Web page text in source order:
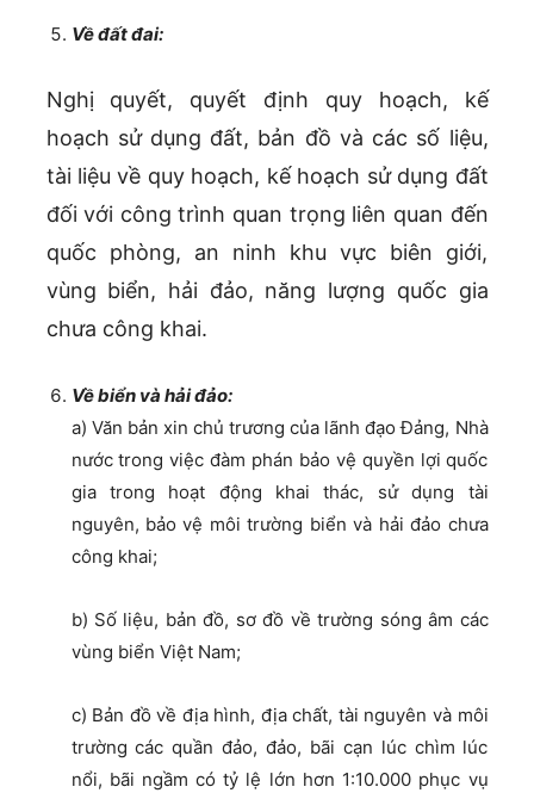
Về đất đai:
Nghị quyết, quyết định quy hoạch, kế
hoạch sử dụng đất, bản đồ và các số liệu,
tài liệu về quy hoạch, kế hoạch sử dụng đất
đối với công trình quan trọng liên quan đến
quốc phòng, an ninh khu vực biên giới,
vùng biển, hải đảo, năng lượng quốc gia
chưa công khai.
Về biển và hải đảo:
a) Văn bản xin chủ trương của lãnh đạo Đảng, Nhà
nước trong việc đàm phán bảo vệ quyền lợi quốc
gia trong hoạt động khai thác, sử dụng tài
nguyên, bảo vệ môi trường biển và hải đảo chưa
công khai;
b) Số liệu, bản đồ, sơ đồ về trường sóng âm các
vùng biển Việt Nam;
c) Bản đồ về địa hình, địa chất, tài nguyên và môi
trường các quần đảo, đảo, bãi cạn lúc chìm lúc
nổi, bãi ngầm có tỷ lệ lớn hơn 1:10.000 phục vụ